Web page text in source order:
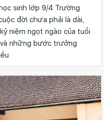
sinh lớp 9/4 Trường
đời chưa phải là dài,
niệm ngọt ngào của tuổi
những bước trưởng